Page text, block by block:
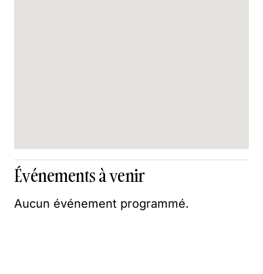
Événements à venir
Aucun événement programmé.